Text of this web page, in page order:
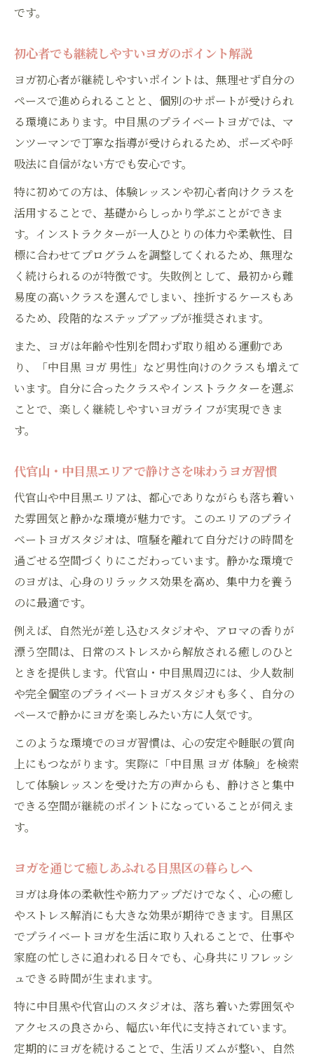
です。
初心者でも継続しやすいヨガのポイント解説
ヨガ初心者が継続しやすいポイントは、無理せず自分の
ペースで進められることと、個別のサポートが受けられ
る環境にあります。中目黒のプライベートヨガでは、マ
ンツーマンで丁寧な指導が受けられるため、ポーズや呼
吸法に自信がない方でも安心です。
特に初めての方は、体験レッスンや初心者向けクラスを
活用することで、基礎からしっかり学ぶことができま
す。インストラクターが一人ひとりの体力や柔軟性、目
標に合わせてプログラムを調整してくれるため、無理な
く続けられるのが特徴です。失敗例として、最初から難
易度の高いクラスを選んでしまい、挫折するケースもあ
るため、段階的なステップアップが推奨されます。
また、ヨガは年齢や性別を問わず取り組める運動であ
り、「中目黒 ヨガ 男性」など男性向けのクラスも増えて
います。自分に合ったクラスやインストラクターを選ぶ
ことで、楽しく継続しやすいヨガライフが実現できま
す。
代官山・中目黒エリアで静けさを味わうヨガ習慣
代官山や中目黒エリアは、都心でありながらも落ち着い
た雰囲気と静かな環境が魅力です。このエリアのプライ
ベートヨガスタジオは、喧騒を離れて自分だけの時間を
過ごせる空間づくりにこだわっています。静かな環境で
のヨガは、心身のリラックス効果を高め、集中力を養う
のに最適です。
例えば、自然光が差し込むスタジオや、アロマの香りが
漂う空間は、日常のストレスから解放される癒しのひと
ときを提供します。代官山・中目黒周辺には、少人数制
や完全個室のプライベートヨガスタジオも多く、自分の
ペースで静かにヨガを楽しみたい方に人気です。
このような環境でのヨガ習慣は、心の安定や睡眠の質向
上にもつながります。実際に「中目黒 ヨガ 体験」を検索
して体験レッスンを受けた方の声からも、静けさと集中
できる空間が継続のポイントになっていることが伺えま
す。
ヨガを通じて癒しあふれる目黒区の暮らしへ
ヨガは身体の柔軟性や筋力アップだけでなく、心の癒し
やストレス解消にも大きな効果が期待できます。目黒区
でプライベートヨガを生活に取り入れることで、仕事や
家庭の忙しさに追われる日々でも、心身共にリフレッシ
ュできる時間が生まれます。
特に中目黒や代官山のスタジオは、落ち着いた雰囲気や
アクセスの良さから、幅広い年代に支持されています。
定期的にヨガを続けることで、生活リズムが整い、自然